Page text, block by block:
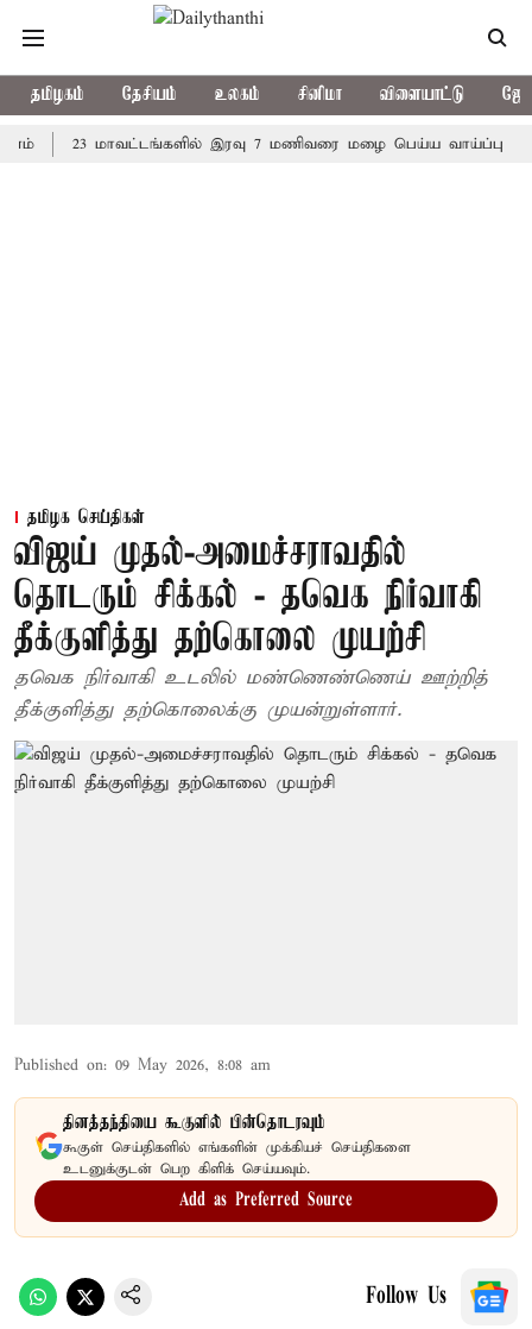
தமிழகம் தேசியம் உலகம் சினிமா விளையாட்டு
23 மாவட்டங்களில் இரவு 7 மணிவரை மழை பெய்ய வாய்ப்பு
தமிழக செய்திகள்
விஜய் முதல்-அமைச்சராவதில்
தொடரும் சிக்கல் - தவெக நிர்வாகி
தீக்குளித்து தற்கொலை முயற்சி
தவெக நிர்வாகி உடலில் மண்ணெண்ணெய் ஊற்றித்
தீக்குளித்து தற்கொலைக்கு முயன்றுள்ளார்.
Published on: 09 May 2026, 8:08 am
தினத்தந்தியை கூகுளில் பின்தொடரவும்
கூகுள் செய்திகளில் எங்களின் முக்கியச் செய்திகளை
உடனுக்குடன் பெற கிளிக் செய்யவும்.
Add as Preferred Source
Follow Us